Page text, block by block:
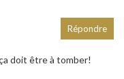
doit être à tomber!
Répondre